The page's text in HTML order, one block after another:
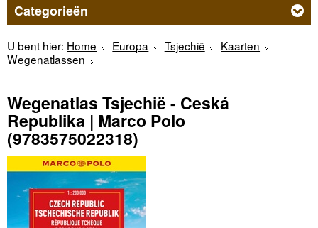
Categorieën
U bent hier: Home Europa Tsjechië
Kaarten
Wegenatlassen
Wegenatlas Tsjechië - Ceská
Republika | Marco Polo
(9783575022318)